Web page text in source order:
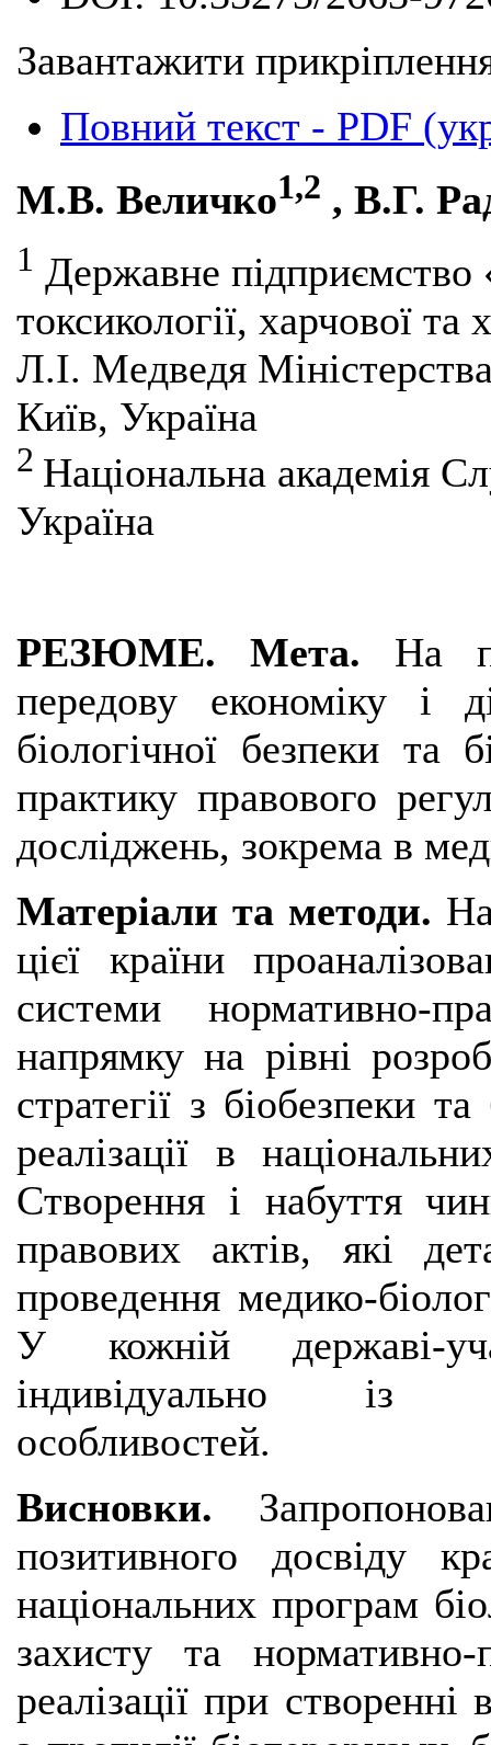
Завантажити
Повний текст - PDF
М.В. Величко1,2 , В.Г.
1 Державне підприємство
токсикології, харчової та
Л.І. Медведя
Київ, Україна
2 Національна академія
Україна
РЕЗЮМЕ. Мета. На
передову економіку і
біологічної безпеки та
практику правового
досліджень, зокрема в
Матеріали та методи.
цієї країни
системи нормативно-
напрямку на рівні
стратегії з біобезпеки
реалізації в
Створення і набуття
правових актів, які
проведення медико-
У кожній державі-
індивідуально із
особливостей.
Висновки.
позитивного досвіду
національних програм
захисту та нормативно-
реалізації при створенні